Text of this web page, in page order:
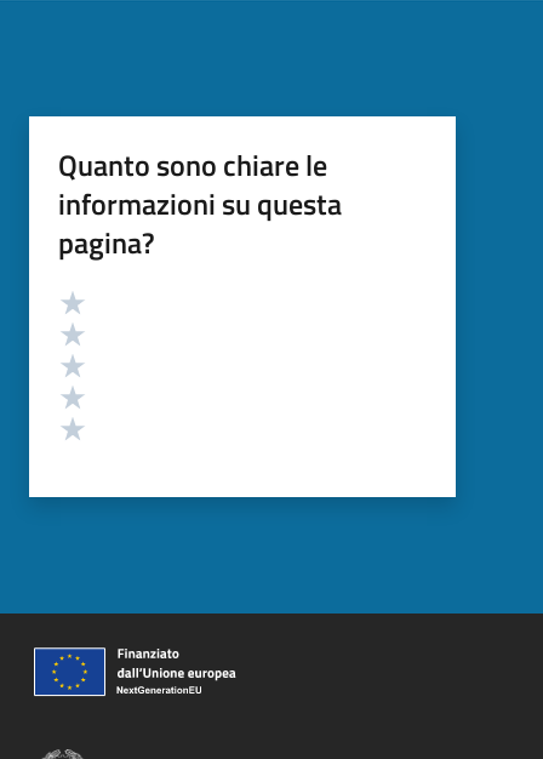
Quanto sono chiare le
informazioni su questa
pagina?
Valutazione